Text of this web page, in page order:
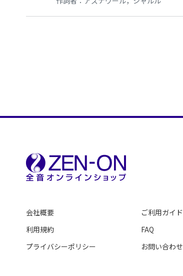
会社概要
利用規約
プライバシーポリシー
ご利用ガイド
FAQ
お問い合わせ